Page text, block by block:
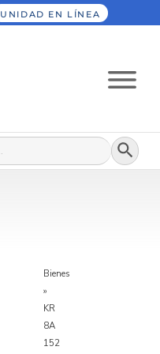
UNIDAD EN LÍNEA
Botón
Bienes
»
KR
8A
152